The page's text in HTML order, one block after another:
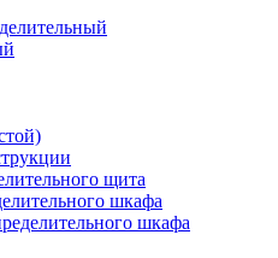
щита
шкафа
шкафа